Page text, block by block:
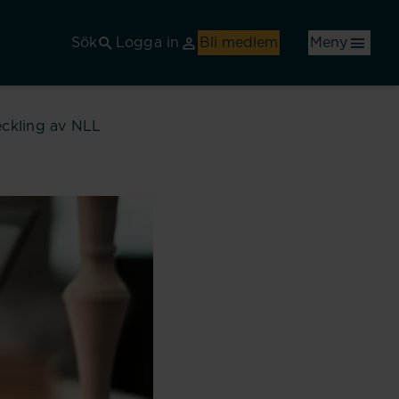
Sök Logga in Bli medlem Meny
av NLL